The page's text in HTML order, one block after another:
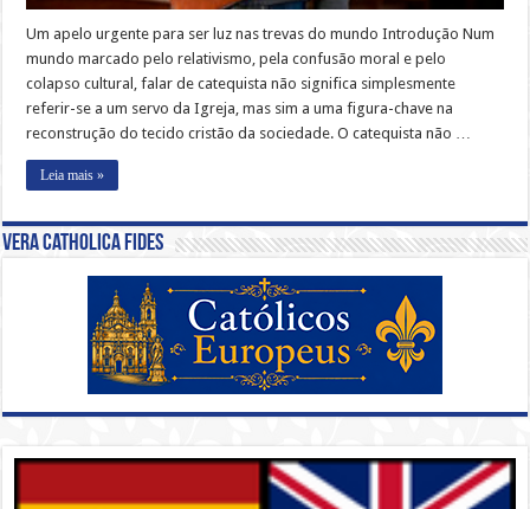
Um apelo urgente para ser luz nas trevas do mundo Introdução Num
mundo marcado pelo relativismo, pela confusão moral e pelo
colapso cultural, falar de catequista não significa simplesmente
referir-se a um servo da Igreja, mas sim a uma figura-chave na
reconstrução do tecido cristão da sociedade. O catequista não …
Leia mais »
Vera Catholica Fides